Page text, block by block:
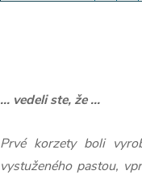
... vedeli ste, že ...
Prvé korzety boli
vystuženého pastou,